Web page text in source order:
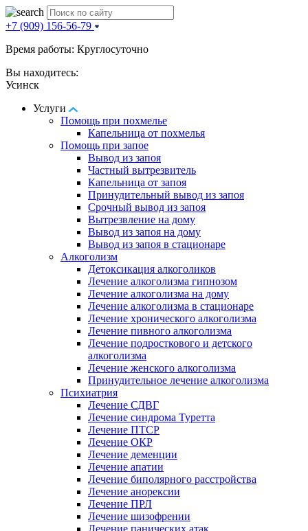
+7 (909) 156-56-79
Время работы: Круглосуточно
Вы находитесь:
Усинск
Услуги
Помощь при похмелье
Капельница от похмелья
Помощь при запое
Вывод из запоя
Частный вытрезвитель
Капельница от запоя
Принудительный вывод из запоя
Срочный вывод из запоя
Вытрезвление на дому
Вывод из запоя на дому
Вывод из запоя в стационаре
Алкоголизм
Детоксикация алкоголиков
Лечение алкоголизма гипнозом
Лечение алкоголизма на дому
Лечение алкоголизма в стационаре
Лечение хронического алкоголизма
Лечение пивного алкоголизма
Лечение подросткового и детского
алкоголизма
Лечение женского алкоголизма
Принудительное лечение алкоголизма
Психиатрия
Лечение СДВГ
Лечение синдрома Туретта
Лечение ПТСР
Лечение ОКР
Лечение деменции
Лечение апатии
Лечение биполярного расстройства
Лечение анорексии
Лечение ПРЛ
Лечение шизофрении
Лечение панических атак